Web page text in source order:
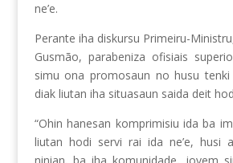
ne’e.
Perante iha diskursu Primeiru-
Gusmão, parabeniza ofisiais
simu ona promosaun no husu tenki
diak liutan iha situasaun saida deit
“Ohin hanesan komprimisiu ida ba
liutan hodi servi rai ida ne’e, husi